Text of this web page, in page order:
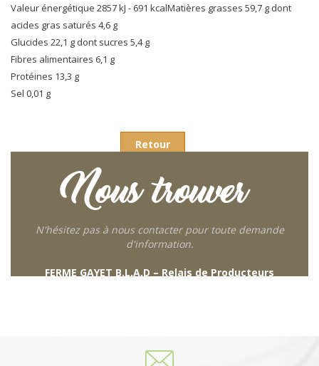
Valeur énergétique 2857 kJ - 691 kcalMatières grasses 59,7 g dont
acides gras saturés 4,6 g
Glucides 22,1 g dont sucres 5,4 g
Fibres alimentaires 6,1 g
Protéines 13,3 g
Sel 0,01 g
Retour
Nous trouver
N'hésitez pas à nous contacter pour toute demande
d'information.
FERME GAYET B.L.A.D – Relais de Producteurs